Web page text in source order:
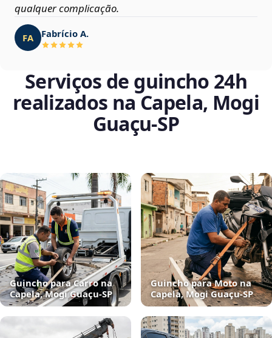
qualquer complicação.
FA Fabrício A.
Serviços de guincho 24h
realizados na Capela, Mogi
Guaçu‑SP
Guincho para Carro na
Capela, Mogi Guaçu‑SP
Guincho para Moto na
Capela, Mogi Guaçu‑SP